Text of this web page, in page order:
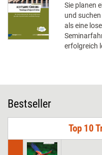
Sie planen
und
als eine
erfolgreich
Bestseller
Top 10